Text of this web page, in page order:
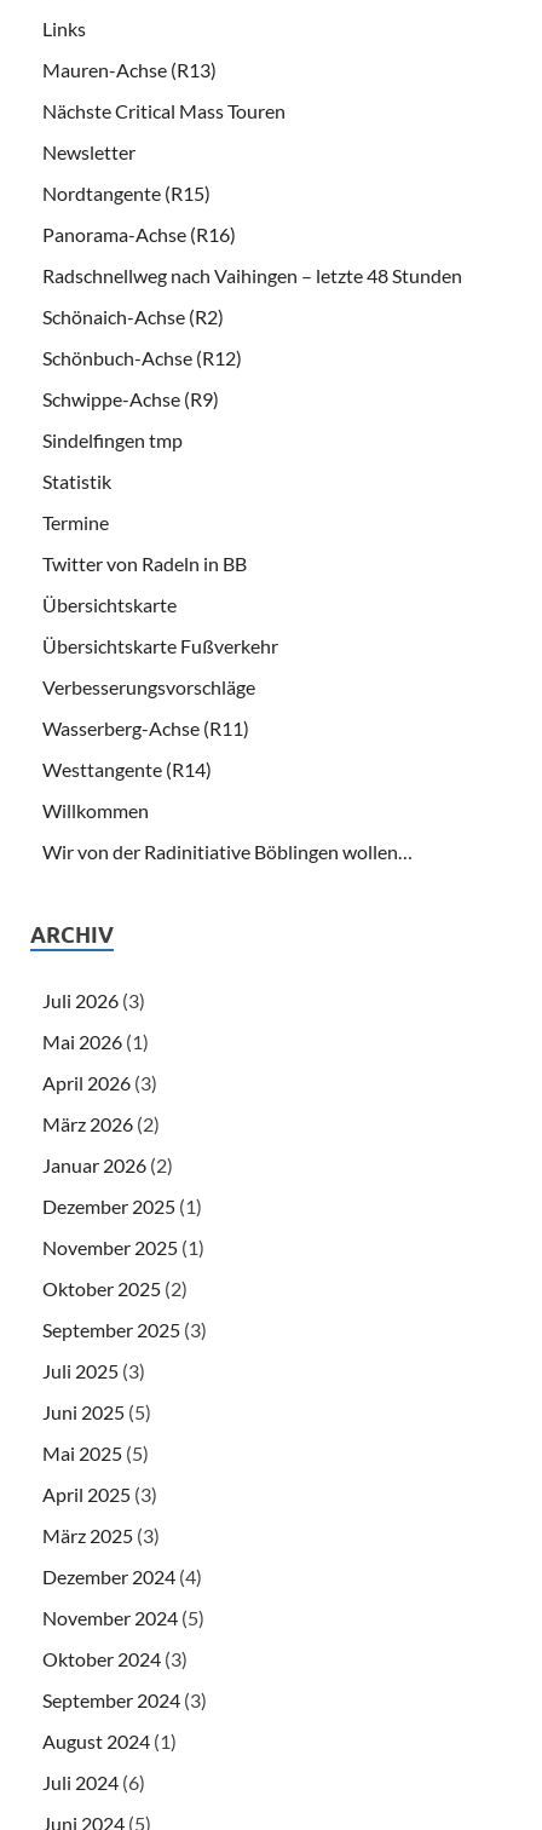
Links
Mauren-Achse (R13)
Nächste Critical Mass Touren
Newsletter
Nordtangente (R15)
Panorama-Achse (R16)
Radschnellweg nach Vaihingen – letzte 48 Stunden
Schönaich-Achse (R2)
Schönbuch-Achse (R12)
Schwippe-Achse (R9)
Sindelfingen tmp
Statistik
Termine
Twitter von Radeln in BB
Übersichtskarte
Übersichtskarte Fußverkehr
Verbesserungsvorschläge
Wasserberg-Achse (R11)
Westtangente (R14)
Willkommen
Wir von der Radinitiative Böblingen wollen…
ARCHIV
Juli 2026 (3)
Mai 2026 (1)
April 2026 (3)
März 2026 (2)
Januar 2026 (2)
Dezember 2025 (1)
November 2025 (1)
Oktober 2025 (2)
September 2025 (3)
Juli 2025 (3)
Juni 2025 (5)
Mai 2025 (5)
April 2025 (3)
März 2025 (3)
Dezember 2024 (4)
November 2024 (5)
Oktober 2024 (3)
September 2024 (3)
August 2024 (1)
Juli 2024 (6)
Juni 2024 (5)